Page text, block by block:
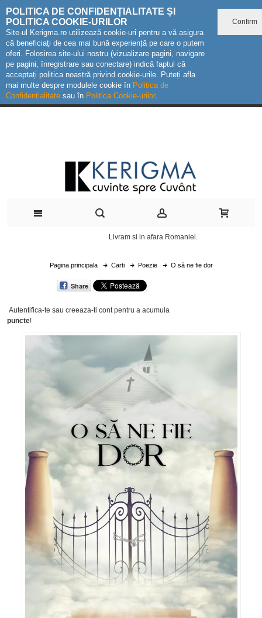
POLITICA DE CONFIDENȚIALITATE ȘI
POLITICA COOKIE-URILOR
Site-ul Kerigma.ro utilizează cookie-uri pentru a vă asigura
că beneficiați de cea mai bună experiență pe care o putem
oferi. Folosirea site-ului nostru (vizualizare pagini, navigare
pe pagini, înregistrare sau conectare) indică faptul că
acceptați politica noastră privind cookie-urile. Puteți afla
mai multe despre modulele cookie în Politica de
Confidențialitate sau în Politica Cookie-urilor.
Confirm
Livram si in afara Romaniei.
Pagina principala Carti Poezie O să ne fie dor
Share
Autentifica-te sau creeaza-ti contpentru a acumula
puncte!